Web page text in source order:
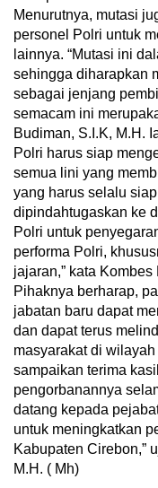
Menurutnya, mutasi
personel Polri untuk
lainnya. “Mutasi ini
sehingga diharapkan
sebagai jenjang
semacam ini
Budiman, S.I.K, M.H.
Polri harus siap
semua lini yang
yang harus selalu
dipindahtugaskan ke
Polri untuk
performa Polri,
jajaran,” kata
Pihaknya berharap,
jabatan baru dapat
dan dapat terus
masyarakat di
sampaikan terima
pengorbanannya
datang kepada
untuk meningkatkan
Kabupaten Cirebon,”
M.H. ( Mh)